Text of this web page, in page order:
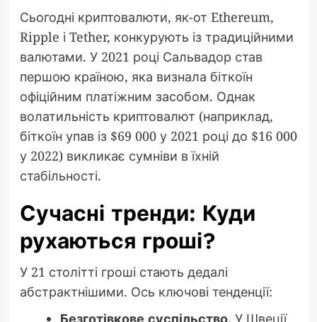
Сьогодні криптовалюти, як-от Ethereum,
Ripple і Tether, конкурують із традиційними
валютами. У 2021 році Сальвадор став
першою країною, яка визнала біткоїн
офіційним платіжним засобом. Однак
волатильність криптовалют (наприклад,
біткоїн упав із $69 000 у 2021 році до $16 000
у 2022) викликає сумніви в їхній
стабільності.
Сучасні тренди: Куди
рухаються гроші?
У 21 столітті гроші стають дедалі
абстрактнішими. Ось ключові тенденції: